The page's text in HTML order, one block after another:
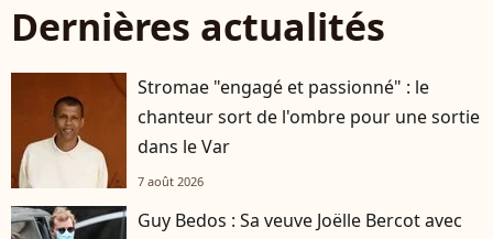
Dernières actualités
Stromae "engagé et passionné" : le
chanteur sort de l'ombre pour une sortie
dans le Var
7 août 2026
Guy Bedos : Sa veuve Joëlle Bercot avec